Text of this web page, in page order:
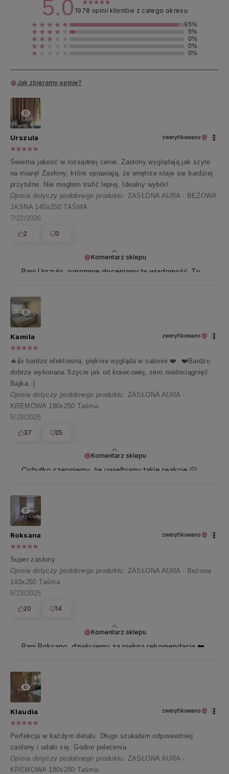
5.0 1978 opinii klientów z całego okresu
95%
5%
0%
0%
0%
Jak zbieramy opinie?
Komentarz sklepu
Pani Urszulo, ogromnie doceniamy tę wiadomość. To
Urszula zweryfikowano
Świetna jakość w rozsądnej cenie. Zasłony wyglądają jak szyte
na miarę! Zasłony, które sprawiają, że wnętrze staje się bardziej
przytulne. Nie mogłam trafić lepiej. Idealny wybór!
Opinia dotyczy podobnego produktu: ZASŁONA AURA - BEŻOWA
JASNA 140x250 TAŚMA
7/22/2026
2
0
Komentarz sklepu
Cichutko szepniemy, że uwielbiamy takie reakcje 🤗
Kamila zweryfikowano
🔥👍️ bardzo efektowna, pięknie wygląda w salonie ❤️. ❤️Bardzo
dobrze wykonana Szycie jak od krawcowej, zero niedociągnięć.
Bajka :)
Opinia dotyczy podobnego produktu: ZASŁONA AURA -
KREMOWA 180x250 Taśma
5/29/2025
37
25
Komentarz sklepu
Pani Roksano, dziękujemy za piękną rekomendację ❤️
Roksana zweryfikowano
Super zasłony
Opinia dotyczy podobnego produktu: ZASŁONA AURA - Beżowa
140x250 Taśma
5/23/2025
20
14
Klaudia zweryfikowano
Perfekcja w każdym detalu. Długo szukałam odpowiedniej
zasłony i udało się. Godne polecenia.
Opinia dotyczy podobnego produktu: ZASŁONA AURA -
KREMOWA 180x280 Taśma